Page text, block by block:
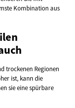
Kombination aus
trockenen Regionen
ist, kann die
sie eine spürbare